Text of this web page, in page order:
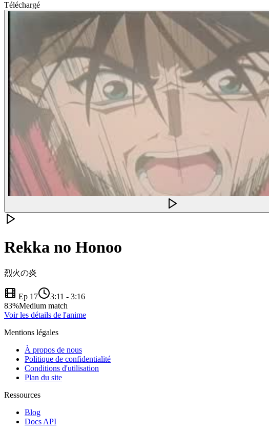
Téléchargé
Rekka no Honoo
烈火の炎
Ep 17 3:11 - 3:16
83%Medium match
Voir les détails de l'anime
Mentions légales
À propos de nous
Politique de confidentialité
Conditions d'utilisation
Plan du site
Ressources
Blog
Docs API